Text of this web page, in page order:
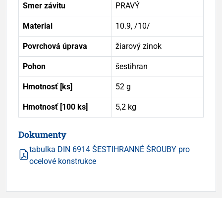
Smer závitu PRAVÝ
Material 10.9, /10/
Povrchová úprava žiarový zinok
Pohon šestihran
Hmotnosť [ks] 52 g
Hmotnosť [100 ks] 5,2 kg
Dokumenty
tabulka DIN 6914 ŠESTIHRANNÉ ŠROUBY pro
ocelové konstrukce